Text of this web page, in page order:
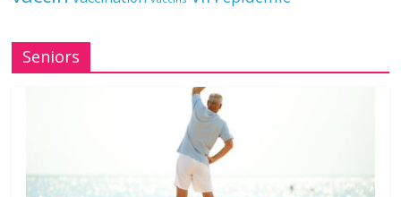
Seniors